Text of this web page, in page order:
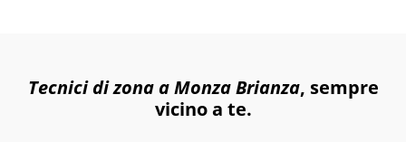
Tecnici di zona a Monza Brianza, sempre
vicino a te.